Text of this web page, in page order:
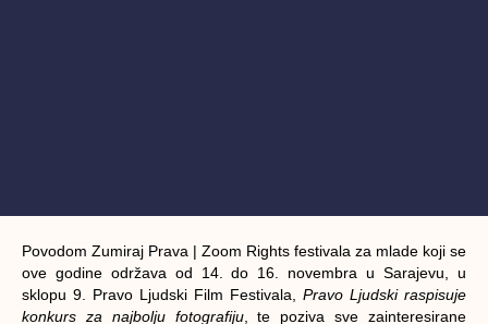
Povodom Zumiraj Prava | Zoom Rights festivala za mlade koji se
ove godine održava od 14. do 16. novembra u Sarajevu, u
sklopu 9. Pravo Ljudski Film Festivala, Pravo Ljudski raspisuje
konkurs za najbolju fotografiju, te poziva sve zainteresirane